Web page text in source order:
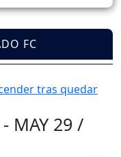
FC
MAY 29 /